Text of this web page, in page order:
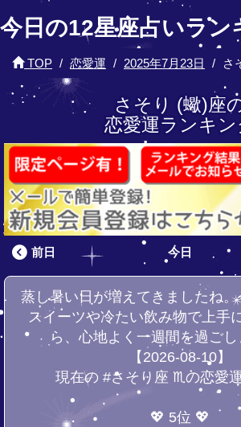
今日の12星座占いラン
TOP 恋愛運 2025年7月23日 さ
さそり (蠍)座
恋愛運ランキン
前日 今日
蒸し暑い日が増えてきましたね。
スイーツや冷たい飲み物で上手
ら、心地よく一週間を過ごし
【2026-08-10】
現在の #さそり座 ♏の恋愛
💖 5位 💖